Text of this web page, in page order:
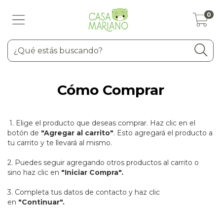
0
Cómo Comprar
1. Elige el producto que deseas comprar. Haz clic en el
botón de "Agregar al carrito". Esto agregará el producto a
tu carrito y te llevará al mismo.
2. Puedes seguir agregando otros productos al carrito o
sino haz clic en "Iniciar Compra".
3. Completa tus datos de contacto y haz clic
en "Continuar".